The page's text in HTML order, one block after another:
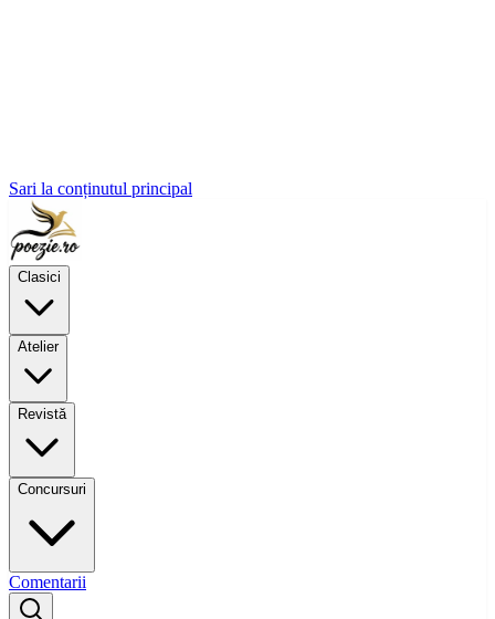
Sari la conținutul principal
Clasici
Atelier
Revistă
Concursuri
Comentarii